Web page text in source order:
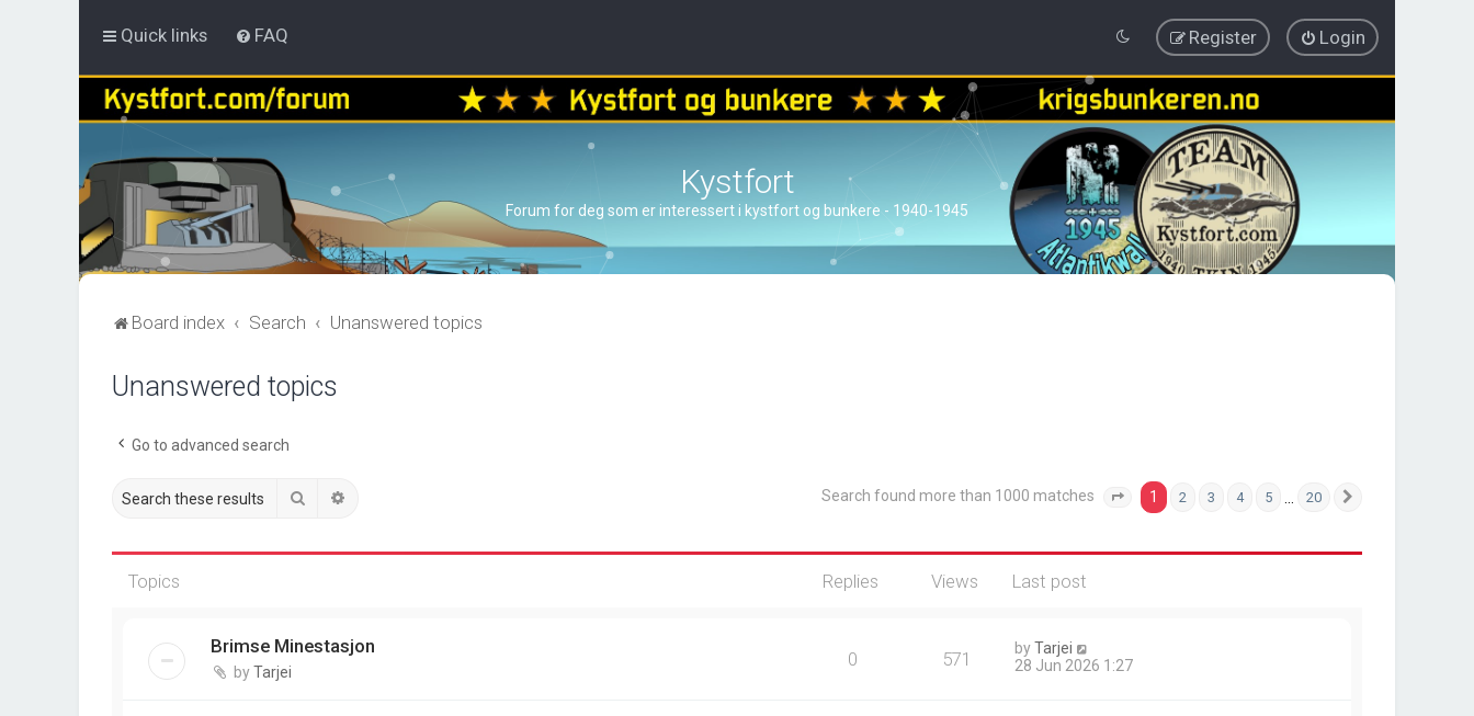
Quick links FAQ Login
Register
Kystfort
Forum for deg som er interessert i kystfort og bunkere - 1940-1945
Board index Search Unanswered topics
Unanswered topics
Go to advanced search
Search Search found more than 1000 matches Page 1 of
1 2 3 4 5 20
Topics Replies Views Last post
Brimse Minestasjon
byTarjei
0 571 byTarjei
28 Jun 2026 1:27